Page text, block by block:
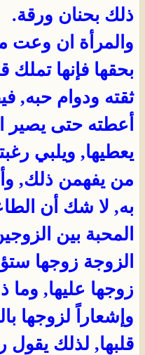
ذلك بحنان ورقة.
والمرأة ان وعت
بحقها فإنها
ثقته ودوام حبه,
أعطته حتى يصير
يعطيها, ويلبي
من يفهمن ذلك,
به, لا شك أن
المحبة بين
الزوجة زوجها
زوجها عليها, وما
وإشعاراً لزوجها
قلبها, لذلك